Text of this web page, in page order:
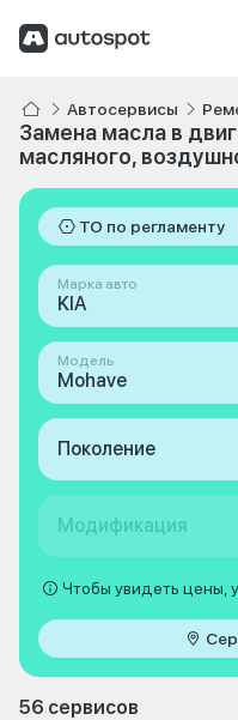
Автосервисы
Замена масла в
масляного,
ТО по регламенту
Марка авто
KIA
Модель
Mohave
Поколение
Модификация
Чтобы увидеть цены,
56 сервисов